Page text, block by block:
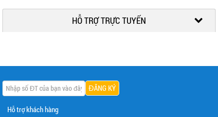
HỖ TRỢ TRỰC TUYẾN
Hỗ trợ khách hàng